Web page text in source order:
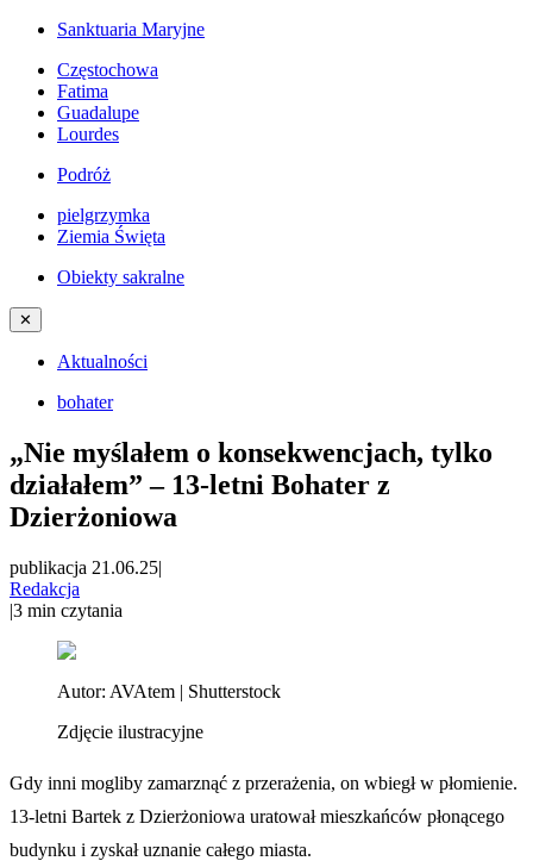
Sanktuaria Maryjne
Częstochowa
Fatima
Guadalupe
Lourdes
Podróż
pielgrzymka
Ziemia Święta
Obiekty sakralne
✕
Aktualności
bohater
„Nie myślałem o konsekwencjach, tylko
działałem” – 13-letni Bohater z
Dzierżoniowa
publikacja 21.06.25|
Redakcja
|3 min czytania
Autor: AVAtem | Shutterstock
Zdjęcie ilustracyjne
Gdy inni mogliby zamarznąć z przerażenia, on wbiegł w płomienie.
13-letni Bartek z Dzierżoniowa uratował mieszkańców płonącego
budynku i zyskał uznanie całego miasta.